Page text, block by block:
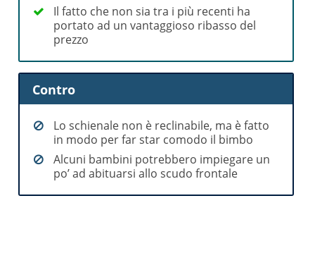
Il fatto che non sia tra i più recenti ha
portato ad un vantaggioso ribasso del
prezzo
Contro
Lo schienale non è reclinabile, ma è fatto
in modo per far star comodo il bimbo
Alcuni bambini potrebbero impiegare un
po’ ad abituarsi allo scudo frontale